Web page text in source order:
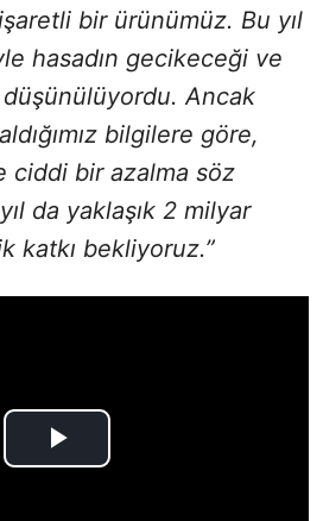
bir ürünümüz. Bu yıl
hasadın gecikeceği ve
Ancak
bilgilere göre,
ciddi bir azalma söz
da yaklaşık 2 milyar
katkı bekliyoruz.”